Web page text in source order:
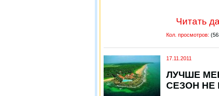
Читать
Кол. просмотров:
17.11.2011
ЛУЧШЕ
СЕЗОН НЕ